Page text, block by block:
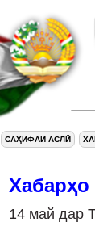
САҲИФАИ АСЛӢ
Хабарҳо
14 май дар